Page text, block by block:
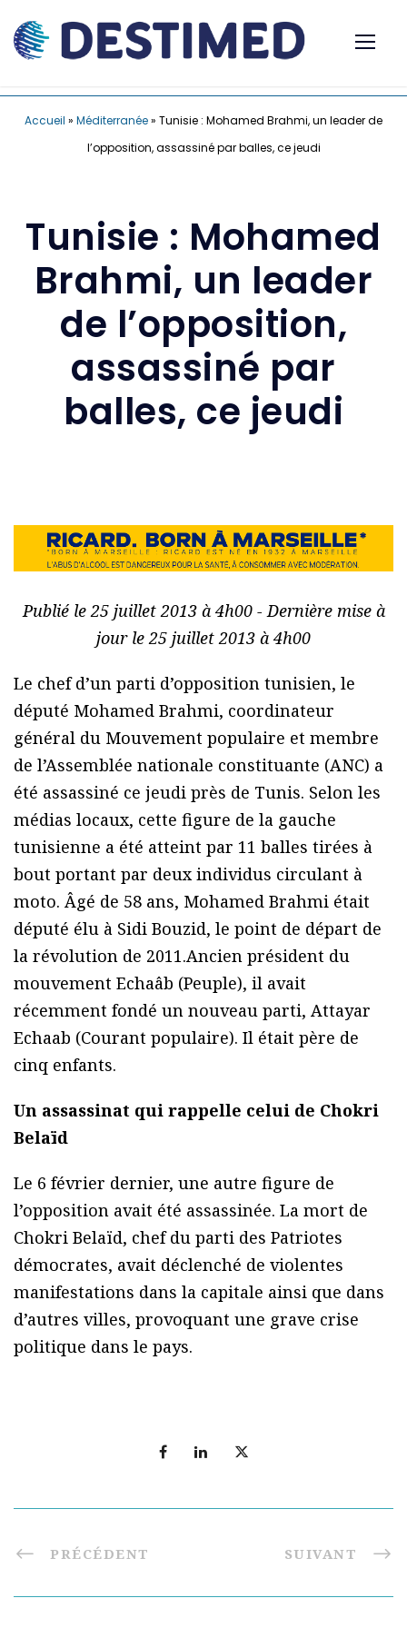
Accueil » Méditerranée» Tunisie : Mohamed Brahmi, un leader de
l’opposition, assassiné par balles, ce jeudi
Tunisie : Mohamed
Brahmi, un leader
de l’opposition,
assassiné par
balles, ce jeudi
Publié le 25 juillet 2013 à 4h00 - Dernière mise à
jour le 25 juillet 2013 à 4h00
Le chef d’un parti d’opposition tunisien, le
député Mohamed Brahmi, coordinateur
général du Mouvement populaire et membre
de l’Assemblée nationale constituante (ANC) a
été assassiné ce jeudi près de Tunis. Selon les
médias locaux, cette figure de la gauche
tunisienne a été atteint par 11 balles tirées à
bout portant par deux individus circulant à
moto. Âgé de 58 ans, Mohamed Brahmi était
député élu à Sidi Bouzid, le point de départ de
la révolution de 2011.Ancien président du
mouvement Echaâb (Peuple), il avait
récemment fondé un nouveau parti, Attayar
Echaab (Courant populaire). Il était père de
cinq enfants.
Un assassinat qui rappelle celui de Chokri
Belaïd
Le 6 février dernier, une autre figure de
l’opposition avait été assassinée. La mort de
Chokri Belaïd, chef du parti des Patriotes
démocrates, avait déclenché de violentes
manifestations dans la capitale ainsi que dans
d’autres villes, provoquant une grave crise
politique dans le pays.
PRÉCÉDENT SUIVANT